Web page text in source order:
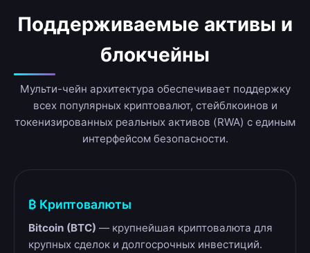
Поддерживаемые активы и
блокчейны
Мульти-чейн архитектура обеспечивает поддержку
всех популярных криптовалют, стейблкоинов и
токенизированных реальных активов (RWA) с единым
интерфейсом безопасности.
₿ Криптовалюты
Bitcoin (BTC) — крупнейшая криптовалюта для
крупных сделок и долгосрочных инвестиций.